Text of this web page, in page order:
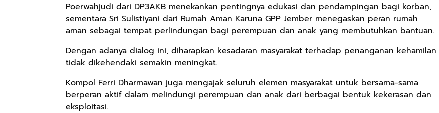
Poerwahjudi dari DP3AKB menekankan pentingnya edukasi dan pendampingan bagi korban,
sementara Sri Sulistiyani dari Rumah Aman Karuna GPP Jember menegaskan peran rumah
aman sebagai tempat perlindungan bagi perempuan dan anak yang membutuhkan bantuan.
Dengan adanya dialog ini, diharapkan kesadaran masyarakat terhadap penanganan kehamilan
tidak dikehendaki semakin meningkat.
Kompol Ferri Dharmawan juga mengajak seluruh elemen masyarakat untuk bersama-sama
berperan aktif dalam melindungi perempuan dan anak dari berbagai bentuk kekerasan dan
eksploitasi.